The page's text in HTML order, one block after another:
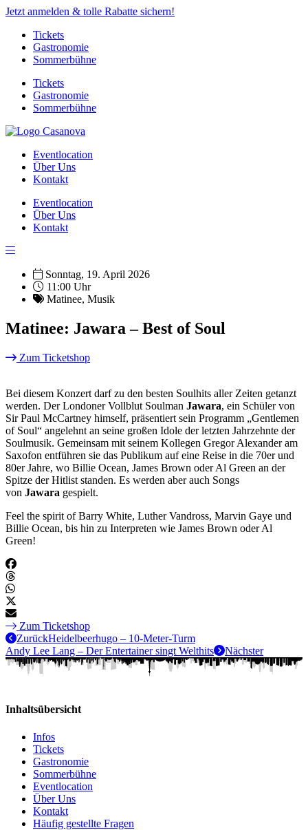
Jetzt anmelden & tolle Rabatte sichern!
Tickets
Gastronomie
Sommerbühne
Tickets
Gastronomie
Sommerbühne
Eventlocation
Über Uns
Kontakt
Eventlocation
Über Uns
Kontakt
Sonntag, 19. April 2026
11:00 Uhr
Matinee, Musik
Matinee: Jawara – Best of Soul
Zum Ticketshop
Bei diesem Konzert darf zu den besten Soulhits aller Zeiten getanzt
werden. Der Londoner Vollblut Soulman Jawara, ein Schüler von
Sir Paul McCartney himself, präsentiert sein Programm „Gentlemen
of Soul“ angelehnt an seine großen Idole der letzten Jahrzehnte der
Soulmusik. Gemeinsam mit seinem Kollegen Gregor Alexander am
Saxofon entführen sie das Publikum auf eine Reise in die 70er und
80er Jahre, wo Billie Ocean, James Brown oder Al Green an der
Spitze der Hitlist standen. Es werden aber auch Songs
von Jawara gespielt.
Feel the spirit of Barry White, Luther Vandross, Marvin Gaye und
Billie Ocean, bis hin zu Interpreten wie James Brown oder Al
Green!
Zum Ticketshop
ZurückHeidelbeerhugo – 10-Meter-Turm
Andy Lee Lang – Der Entertainer singt Welthits
Nächster
Inhaltsübersicht
Infos
Tickets
Gastronomie
Sommerbühne
Eventlocation
Über Uns
Kontakt
Häufig gestellte Fragen